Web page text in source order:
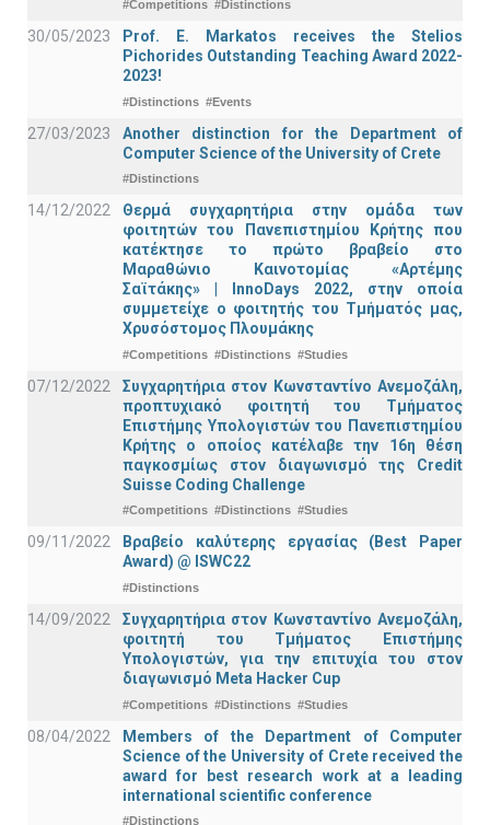
#Competitions #Distinctions
30/05/2023
Prof. E. Markatos receives the Stelios
Pichorides Outstanding Teaching Award 2022-
2023!
#Distinctions #Events
27/03/2023
Another distinction for the Department of
Computer Science of the University of Crete
#Distinctions
14/12/2022
Θερμά συγχαρητήρια στην ομάδα των
φοιτητών του Πανεπιστημίου Κρήτης που
κατέκτησε το πρώτο βραβείο στο
Μαραθώνιο Καινοτομίας «Αρτέμης
Σαϊτάκης» | InnoDays 2022, στην οποία
συμμετείχε ο φοιτητής του Τμήματός μας,
Χρυσόστομος Πλουμάκης
#Competitions #Distinctions #Studies
07/12/2022
Συγχαρητήρια στον Κωνσταντίνο Ανεμοζάλη,
προπτυχιακό φοιτητή του Τμήματος
Επιστήμης Υπολογιστών του Πανεπιστημίου
Κρήτης ο οποίος κατέλαβε την 16η θέση
παγκοσμίως στον διαγωνισμό της Credit
Suisse Coding Challenge
#Competitions #Distinctions #Studies
09/11/2022
Βραβείο καλύτερης εργασίας (Best Paper
Award) @ ISWC22
#Distinctions
14/09/2022
Συγχαρητήρια στον Κωνσταντίνο Ανεμοζάλη,
φοιτητή του Τμήματος Επιστήμης
Υπολογιστών, για την επιτυχία του στον
διαγωνισμό Meta Hacker Cup
#Competitions #Distinctions #Studies
08/04/2022
Members of the Department of Computer
Science of the University of Crete received the
award for best research work at a leading
international scientific conference
#Distinctions